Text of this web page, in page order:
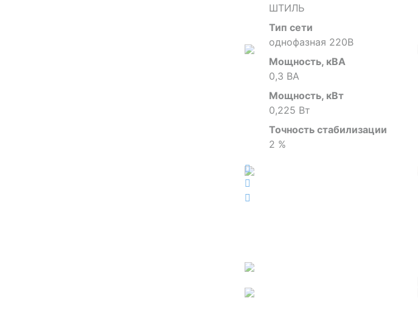
ШТИЛЬ
Тип сети
однофазная 220В
Мощность, кВА
0,3 ВА
Мощность, кВт
0,225 Вт
Точность стабилизации
2 %